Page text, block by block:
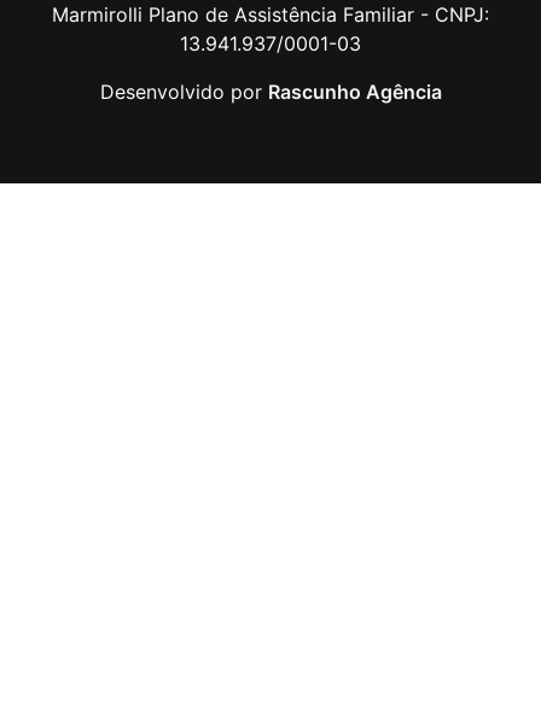
Marmirolli Plano de Assistência Familiar - CNPJ:
13.941.937/0001-03
Desenvolvido por Rascunho Agência